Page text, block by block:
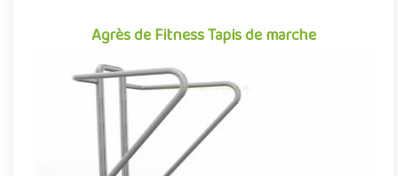
Agrès de Fitness Tapis de marche
Agrès de Fitness Tapis de marche
Agrès de fitness de plein air conjuguant activités sportives et
expériences ludiques, le Tapis roulant de marche se démarque ..